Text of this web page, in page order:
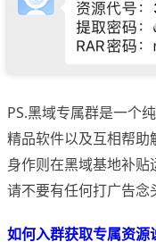
PS.黑域专属群是一个
精品软件以及互相帮
身作则在黑域基地补
请不要有任何打广告念
如何入群获取专属资源